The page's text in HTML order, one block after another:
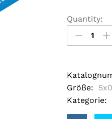
Quantity:
Größe:
Kategorie: